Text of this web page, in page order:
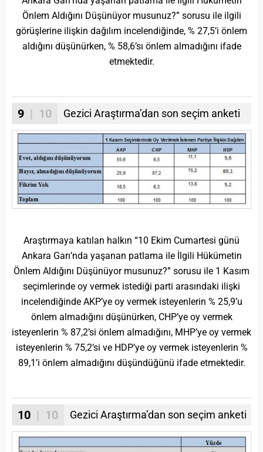
Önlem Aldığını Düşünüyor musunuz?” sorusu ile ilgili
görüşlerine ilişkin dağılım incelendiğinde, % 27,5’i önlem
aldığını düşünürken, % 58,6’sı önlem almadığını ifade
etmektedir.
9 | 10 Gezici Araştırma’dan son seçim anketi
Araştırmaya katılan halkın “10 Ekim Cumartesi günü
Ankara Garı’nda yaşanan patlama ile İlgili Hükümetin
Önlem Aldığını Düşünüyor musunuz?” sorusu ile 1 Kasım
seçimlerinde oy vermek istediği parti arasındaki ilişki
incelendiğinde AKP’ye oy vermek isteyenlerin % 25,9’u
önlem almadığını düşünürken, CHP’ye oy vermek
isteyenlerin % 87,2’si önlem almadığını, MHP’ye oy vermek
isteyenlerin % 75,2’si ve HDP’ye oy vermek isteyenlerin %
89,1’i önlem almadığını düşündüğünü ifade etmektedir.
10 | 10 Gezici Araştırma’dan son seçim anketi